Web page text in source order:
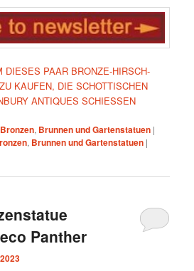
DIESES PAAR BRONZE-HIRSCH-
KAUFEN, DIE SCHOTTISCHEN
ANTIQUES SCHIESSEN
Bronzen, Brunnen und Gartenstatuen |
, Brunnen und Gartenstatuen |
Panther